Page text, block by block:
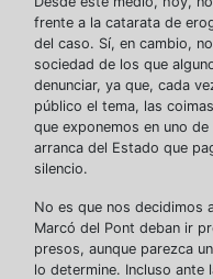
frente a la catarata de
del caso. Sí, en cambio,
sociedad de los que
denunciar, ya que, cada
público el tema, las
que exponemos en uno
arranca del Estado que
silencio.
No es que nos decidimos
Marcó del Pont deban ir
presos, aunque parezca
lo determine. Incluso ante